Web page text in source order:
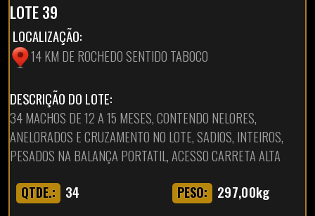
LOTE 39
LOCALIZAÇÃO:
14 KM DE ROCHEDO SENTIDO TABOCO
DESCRIÇÃO DO LOTE:
34 MACHOS DE 12 A 15 MESES, CONTENDO NELORES,
ANELORADOS E CRUZAMENTO NO LOTE, SADIOS, INTEIROS,
PESADOS NA BALANÇA PORTATIL, ACESSO CARRETA ALTA
QTDE.: 34 PESO: 297,00kg